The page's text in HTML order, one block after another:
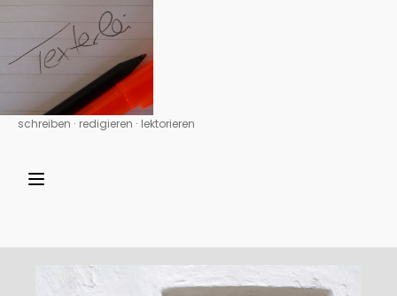
schreiben ∙ redigieren ∙ lektorieren